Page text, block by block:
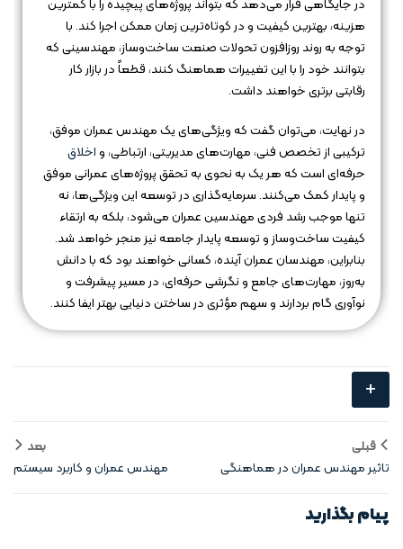
در جایگاهی قرار می‌دهد که بتواند پروژه‌های پیچیده را با کمترین
هزینه، بهترین کیفیت و در کوتاه‌ترین زمان ممکن اجرا کند. با
توجه به روند روزافزون تحولات صنعت ساخت‌وساز، مهندسینی که
بتوانند خود را با این تغییرات هماهنگ کنند، قطعاً در بازار کار
رقابتی برتری خواهند داشت.
در نهایت، می‌توان گفت که ویژگی‌های یک مهندس عمران موفق،
ترکیبی از تخصص فنی، مهارت‌های مدیریتی، ارتباطی، واخلاق
حرفه‌ای است که هر یک به نحوی به تحقق پروژه‌های عمرانی موفق
و پایدار کمک می‌کنند. سرمایه‌گذاری در توسعه این ویژگی‌ها، نه
تنها موجب رشد فردی مهندسین عمران می‌شود، بلکه به ارتقاء
کیفیت ساخت‌وساز و توسعه پایدار جامعه نیز منجر خواهد شد.
بنابراین، مهندسان عمران آینده، کسانی خواهند بود که با دانش
به‌روز، مهارت‌های جامع و نگرشی حرفه‌ای، در مسیر پیشرفت و
نوآوری گام بردارند و سهم مؤثری در ساختن دنیایی بهتر ایفا کنند.
+
قبلی
تاثیر مهندس عمران در هماهنگی
بین تیم‌ها
بعد
مهندس عمران و کاربرد سیستم‌
های هوشمند
پیام بگذارید